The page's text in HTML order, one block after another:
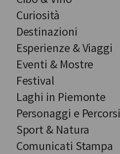
Curiosità
Destinazioni
Esperienze & Viaggi
Eventi & Mostre
Festival
Laghi in Piemonte
Personaggi e Percorsi
Sport & Natura
Comunicati Stampa